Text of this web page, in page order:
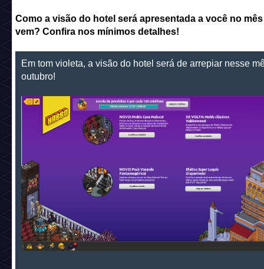
Como a visão do hotel será apresentada a você no
vem? Confira nos mínimos detalhes!
Em tom violeta, a visão do hotel será de arrepiar nesse
outubro!